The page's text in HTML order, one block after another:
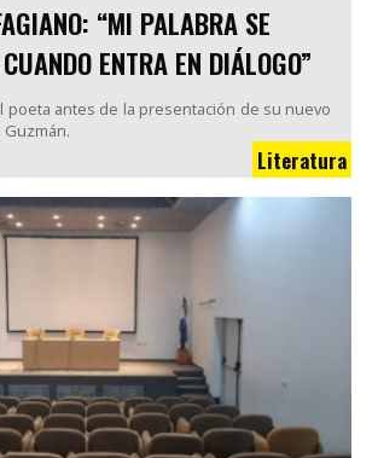
“MI PALABRA SE
ENTRA EN DIÁLOGO”
poeta antes de la presentación de su nuevo
Literatura